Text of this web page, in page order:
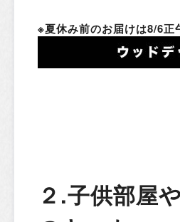
※夏休み前のお届けは8/6正
２.子供部屋